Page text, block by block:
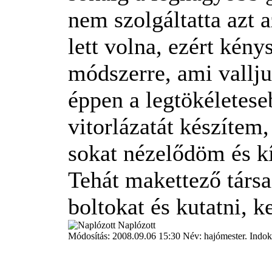
nem szolgáltatta azt
lett volna, ezért
módszerre, ami
éppen a
vitorlázatát
sokat nézelődöm és
Tehát makettező
boltokat és kutatni,
Naplózott
Módosítás: 2008.09.06 15:30 Név: hajómester.